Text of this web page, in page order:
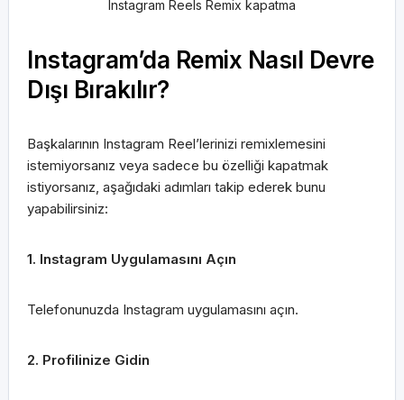
Instagram Reels Remix kapatma
Instagram’da Remix Nasıl Devre
Dışı Bırakılır?
Başkalarının Instagram Reel’lerinizi remixlemesini
istemiyorsanız veya sadece bu özelliği kapatmak
istiyorsanız, aşağıdaki adımları takip ederek bunu
yapabilirsiniz:
1. Instagram Uygulamasını Açın
Telefonunuzda Instagram uygulamasını açın.
2. Profilinize Gidin